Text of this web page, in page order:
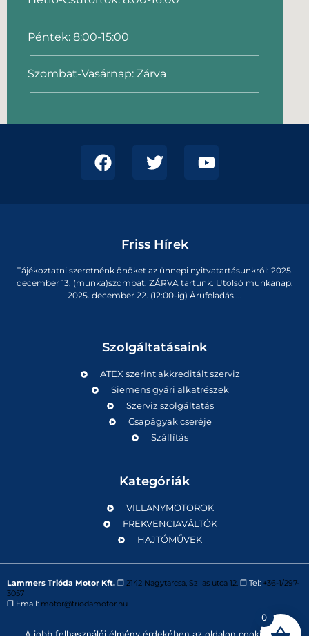
Péntek: 8:00-15:00
Szombat-Vasárnap: Zárva
Friss Hírek
Tájékoztatni szeretnénk önöket az ünnepi nyitvatartásunkról: 2025.
december 13, (munka)szombat: ZÁRVA tartunk. Utolsó munkanap:
2025. december 22. (12:00-ig) Árufeladás ...
Szolgáltatásaink
ATEX szerint akkreditált szerviz
Siemens gyári alkatrészek
Szerviz szolgáltatás
Csapágyak cseréje
Szállítás
Kategóriák
VILLANYMOTOROK
FREKVENCIAVÁLTÓK
HAJTÓMŰVEK
Lammers Trióda Motor Kft. ❒ 2142 Nagytarcsa, Szilas utca 12. ❒ Tel: +36-1/297-
3057
❒ Email: motor@triodamotor.hu
0